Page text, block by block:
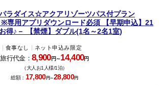
ラダイス☆アクアリゾーツパス付プラン
用アプリダウンロード必須 【早期申込】21
得♪－ 【禁煙】ダブル(1名～2名1室)
食事なし ネット申込み限定
旅行代金： 8,900円～14,400円
（大人お1人様/1泊）
総額： 17,800円～28,800円